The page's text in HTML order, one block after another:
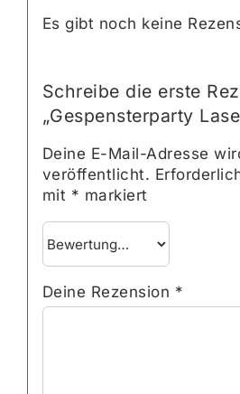
Es gibt noch keine
Schreibe die erste
„Gespensterparty
Deine E-Mail-Adresse
veröffentlicht.
mit * markiert
Deine Rezension *